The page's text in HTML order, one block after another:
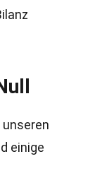
einige